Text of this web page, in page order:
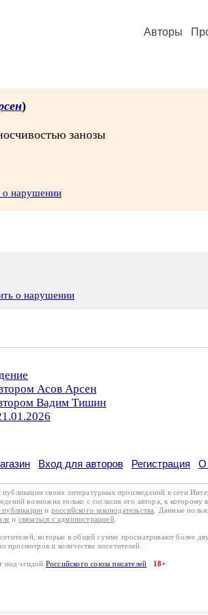
Авторы
)
занозы
о нарушении
о нарушении
Асов Арсен
Вадим Тишин
Вход для авторов Регистрация О
своих литературных произведений в сети
возможна только с согласия его автора, к
публикации и российского законодательства . Данные
и связаться с администрацией.
которые в общей сумме просматривают более
просмотров и количество посетителей.
под эгидой Российского союза писателей 18+